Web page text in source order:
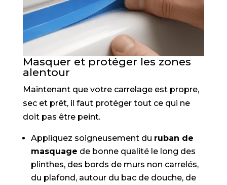
Masquer et protéger les zones
alentour
Maintenant que votre carrelage est propre,
sec et prêt, il faut protéger tout ce qui ne
doit pas être peint.
Appliquez soigneusement du ruban de
masquage de bonne qualité le long des
plinthes, des bords de murs non carrelés,
du plafond, autour du bac de douche, de